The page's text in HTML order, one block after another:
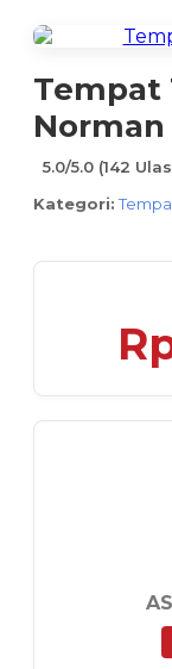
Tempat
Norman
5.0/5.0 (142
Kategori: